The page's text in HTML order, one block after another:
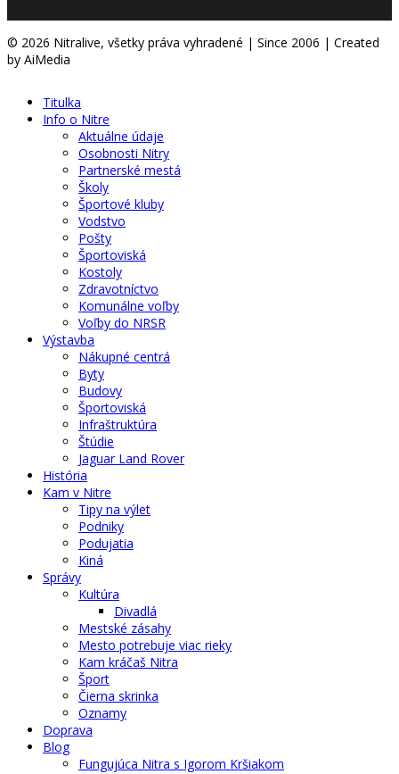
© 2026 Nitralive, všetky práva vyhradené | Since 2006 | Created
by AiMedia
Titulka
Info o Nitre
Aktuálne údaje
Osobnosti Nitry
Partnerské mestá
Školy
Športové kluby
Vodstvo
Pošty
Športoviská
Kostoly
Zdravotníctvo
Komunálne voľby
Voľby do NRSR
Výstavba
Nákupné centrá
Byty
Budovy
Športoviská
Infraštruktúra
Štúdie
Jaguar Land Rover
História
Kam v Nitre
Tipy na výlet
Podniky
Podujatia
Kiná
Správy
Kultúra
Divadlá
Mestské zásahy
Mesto potrebuje viac rieky
Kam kráčaš Nitra
Šport
Čierna skrinka
Oznamy
Doprava
Blog
Fungujúca Nitra s Igorom Kršiakom